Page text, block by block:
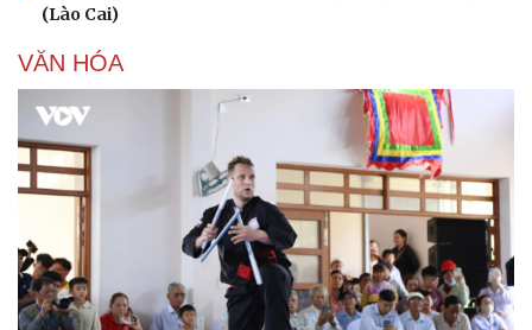
Sức khỏe
Dinh dưỡng - món ngon
Đời sống
Nhà đẹp
(Lào Cai)
VĂN HÓA